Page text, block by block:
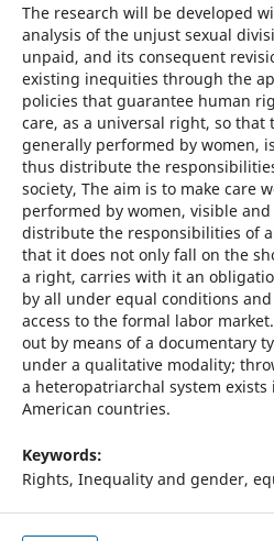
The research will be developed
analysis of the unjust sexual
unpaid, and its consequent
existing inequities through the
policies that guarantee human
care, as a universal right, so that
generally performed by women,
thus distribute the
society, The aim is to make care
performed by women, visible
distribute the responsibilities of
that it does not only fall on the
a right, carries with it an
by all under equal conditions
access to the formal labor
out by means of a documentary
under a qualitative modality;
a heteropatriarchal system exists
American countries.
Keywords:
Rights, Inequality and gender,